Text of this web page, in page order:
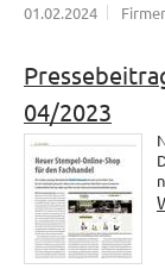
01.02.2024
04/2023